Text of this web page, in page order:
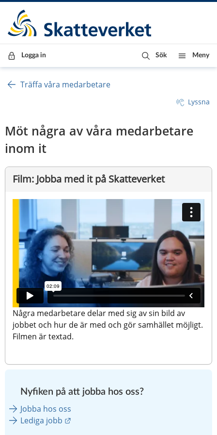
Till innehåll
Till navigationen
Till chattrobot
Logga in Sök Meny
Träffa våra medarbetare
Lyssna
Möt några av våra medarbetare
inom it
Film: Jobba med it på Skatteverket
Några medarbetare delar med sig av sin bild av
jobbet och hur de är med och gör samhället möjligt.
Filmen är textad.
Nyfiken på att jobba hos oss?
Jobba hos oss
Lediga jobb